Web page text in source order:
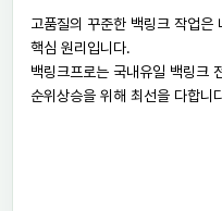
고품질의 꾸준한 백링크 작업은
핵심 원리입니다.
백링크프로는 국내유일 백링크
순위상승을 위해 최선을 다합니